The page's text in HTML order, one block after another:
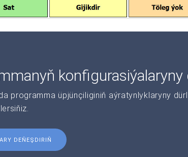
konfigurasiýalaryny
programma üpjünçiliginiň aýratynlyklaryny
DEŇEŞDIRIŇ